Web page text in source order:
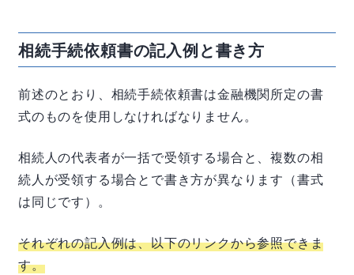
相続手続依頼書の記入例と書き方
前述のとおり、相続手続依頼書は金融機関所定の書
式のものを使用しなければなりません。
相続人の代表者が一括で受領する場合と、複数の相
続人が受領する場合とで書き方が異なります（書式
は同じです）。
それぞれの記入例は、以下のリンクから参照できま
す。